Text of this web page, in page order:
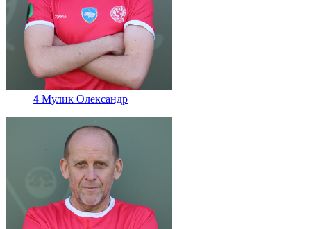
4 Мулик Олександр